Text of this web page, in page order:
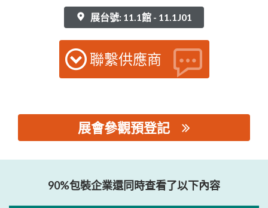
展台號: 11.1館 - 11.1J01
聯繫供應商
展會參觀預登記
90%包裝企業還同時查看了以下內容